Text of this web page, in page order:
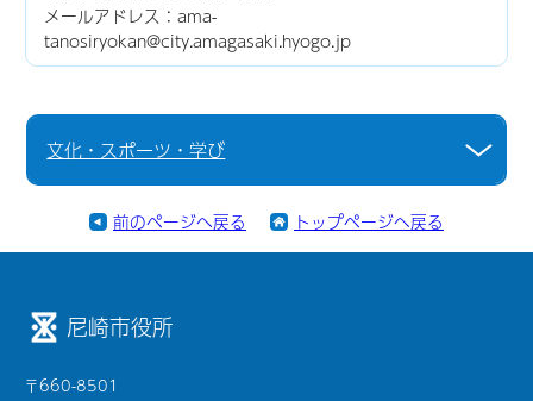
メールアドレス：ama-
tanosiryokan@city.amagasaki.hyogo.jp
文化・スポーツ・学び
前のページへ戻る トップページへ戻る
尼崎市役所
〒660-8501